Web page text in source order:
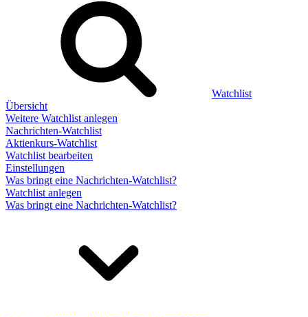
Watchlist
Übersicht
Weitere Watchlist anlegen
Nachrichten-Watchlist
Aktienkurs-Watchlist
Watchlist bearbeiten
Einstellungen
Was bringt eine Nachrichten-Watchlist?
Watchlist anlegen
Was bringt eine Nachrichten-Watchlist?